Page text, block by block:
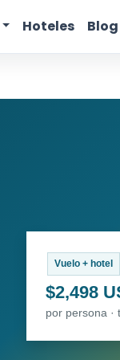
Hoteles Blog
Vuelo + hotel
$2,498
por persona ·